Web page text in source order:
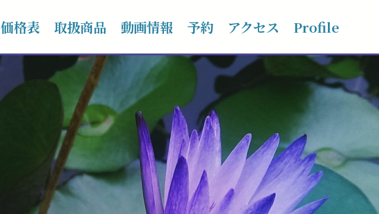
価格表 取扱商品 動画情報 予約 アクセス Profile